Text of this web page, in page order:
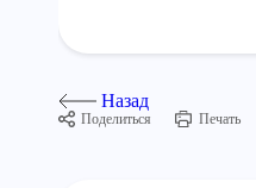
Назад
Поделиться Печать